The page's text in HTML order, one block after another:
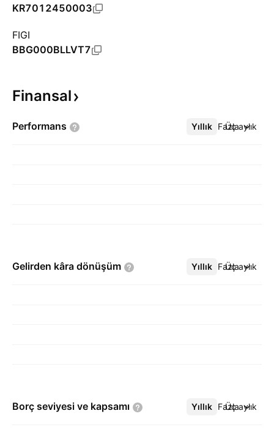
KR7012450003
FIGI
BBG000BLLVT7
Finansal
Performans Yıllık Üç aylık
Daha Fazla
Gelirden kâra dönüşüm Yıllık Üç aylık
Daha Fazla
Borç seviyesi ve kapsamı Yıllık Üç aylık
Daha Fazla